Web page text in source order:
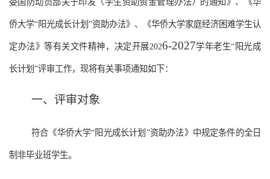
侨大学“阳光成长计划”资助办法》、《华侨大学家庭经济困难学生认
定办法》等有关文件精神，决定开展2026-2027学年老生“阳光成
长计划”评审工作，现将有关事项通知如下：
一、评审对象
符合《华侨大学“阳光成长计划”资助办法》中规定条件的全日
制非毕业班学生。